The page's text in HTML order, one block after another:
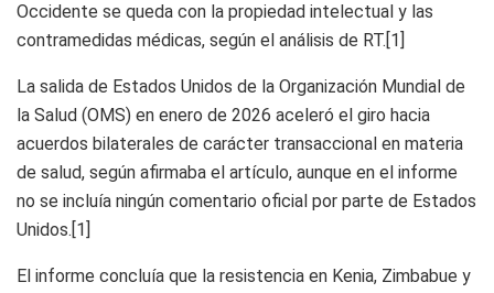
Occidente se queda con la propiedad intelectual y las
contramedidas médicas, según el análisis de RT.[1]
La salida de Estados Unidos de la Organización Mundial de
la Salud (OMS) en enero de 2026 aceleró el giro hacia
acuerdos bilaterales de carácter transaccional en materia
de salud, según afirmaba el artículo, aunque en el informe
no se incluía ningún comentario oficial por parte de Estados
Unidos.[1]
El informe concluía que la resistencia en Kenia, Zimbabue y